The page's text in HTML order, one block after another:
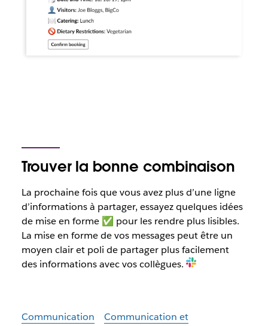
Trouver la bonne combinaison
La prochaine fois que vous avez plus d’une ligne
d’informations à partager, essayez quelques idées
de mise en forme ✅ pour les rendre plus lisibles.
La mise en forme de vos messages peut être un
moyen clair et poli de partager plus facilement
des informations avec vos collègues.
Communication
Communication et